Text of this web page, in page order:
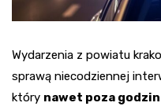
Wydarzenia z powiatu
sprawą niecodziennej
który nawet poza